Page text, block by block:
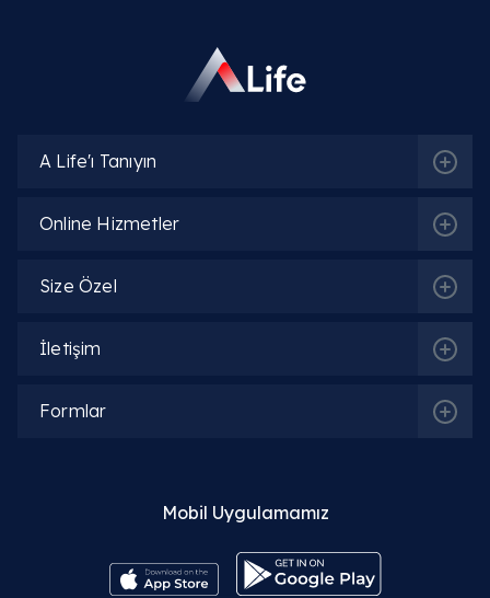
İlgili Hekimler
A Life'ı Tanıyın
Online Hizmetler
Size Özel
İletişim
Formlar
Mobil Uygulamamız